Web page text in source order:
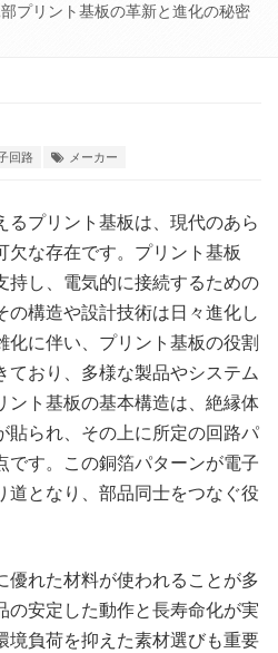
プリント基板の革新と進化の秘密
回路 メーカー
るプリント基板は、現代のあら
な存在です。 プリント基板
持し、電気的に接続するための
の構造や設計技術は日々進化し
化に伴い、プリント基板の役割
ており、多様な製品やシステム
ント基板の基本構造は、絶縁体
貼られ、その上に所定の回路パ
です。この銅箔パターンが電子
道となり、部品同士をつなぐ役
優れた材料が使われることが多
の安定した動作と長寿命化が実
境負荷を抑えた素材選びも重要